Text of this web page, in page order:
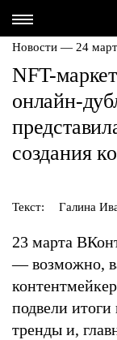
Новости — 24
NFT-
онлайн-
создания
Текст: Галина
23 марта
— возможно,
подвели
тренды и,